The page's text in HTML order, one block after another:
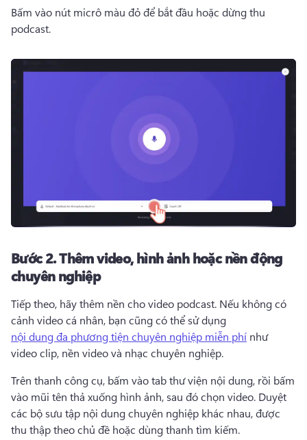
Bấm vào nút micrô màu đỏ để bắt đầu hoặc dừng thu
podcast.
Bước 2.Thêm video, hình ảnh hoặc nền động
chuyên nghiệp
Tiếp theo, hãy thêm nền cho video podcast. Nếu không có
cảnh video cá nhân, bạn cũng có thể sử dụng
nội dung đa phương tiện chuyên nghiệp miễn phí như
video clip, nền video và nhạc chuyên nghiệp.
Trên thanh công cụ, bấm vào tab thư viện nội dung, rồi bấm
vào mũi tên thả xuống hình ảnh, sau đó chọn video. Duyệt
các bộ sưu tập nội dung chuyên nghiệp khác nhau, được
thu thập theo chủ đề hoặc dùng thanh tìm kiếm.